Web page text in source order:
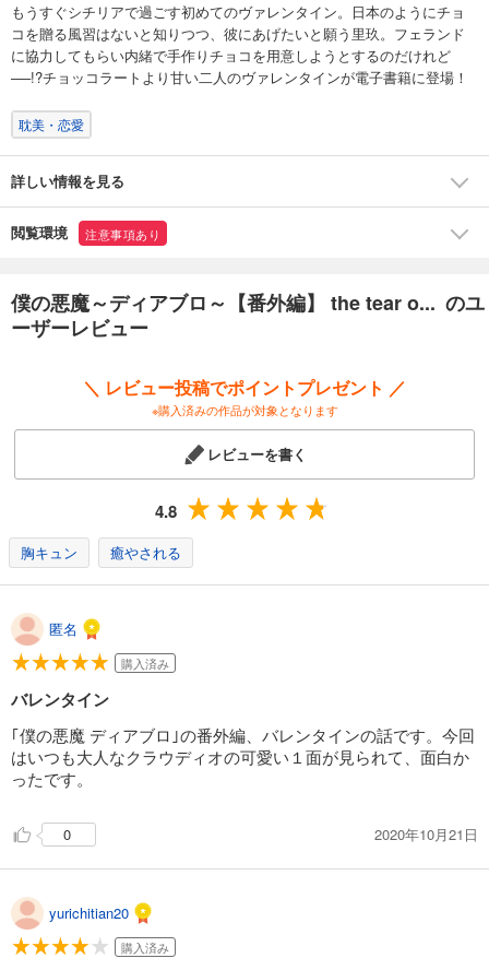
もうすぐシチリアで過ごす初めてのヴァレンタイン。日本のようにチョ
コを贈る風習はないと知りつつ、彼にあげたいと願う里玖。フェランド
に協力してもらい内緒で手作りチョコを用意しようとするのだけれど
──!?チョッコラートより甘い二人のヴァレンタインが電子書籍に登場！
耽美・恋愛
詳しい情報を見る
閲覧環境 注意事項あり
僕の悪魔～ディアブロ～【番外編】 the tear o... のユ
ーザーレビュー
＼ レビュー投稿でポイントプレゼント ／
※購入済みの作品が対象となります
レビューを書く
4.8
胸キュン 癒やされる
匿名
購入済み
バレンタイン
｢僕の悪魔 ディアブロ｣の番外編、バレンタインの話です。今回
はいつも大人なクラウディオの可愛い１面が見られて、面白か
ったです。
0 2020年10月21日
yurichitian20
購入済み